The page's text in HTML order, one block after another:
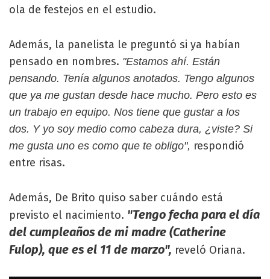
ola de festejos en el estudio.
Además, la panelista le preguntó si ya habían
pensado en nombres. "Estamos ahí. Están
pensando. Tenía algunos anotados. Tengo algunos
que ya me gustan desde hace mucho. Pero esto es
un trabajo en equipo. Nos tiene que gustar a los
dos. Y yo soy medio como cabeza dura, ¿viste? Si
me gusta uno es como que te obligo", respondió
entre risas.
Además, De Brito quiso saber cuándo está
previsto el nacimiento. "Tengo fecha para el día
del cumpleaños de mi madre (Catherine
Fulop), que es el 11 de marzo", reveló Oriana.